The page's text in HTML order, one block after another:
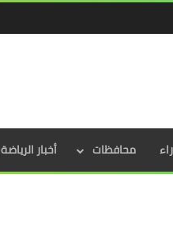
محافظات أخبار الرياضة